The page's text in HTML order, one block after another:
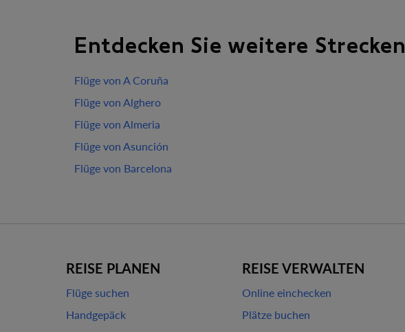
Entdecken Sie weitere Strecken
Flüge von A Coruña
Flüge von Alghero
Flüge von Almeria
Flüge von Asunción
Flüge von Barcelona
REISE PLANEN
Flüge suchen
Handgepäck
REISE VERWALTEN
Online einchecken
Plätze buchen